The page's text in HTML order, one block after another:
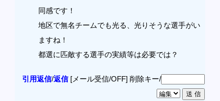
同感です！
地区で無名チームでも光る、光りそうな選手がい
ますね！
都選に匹敵する選手の実績等は必要では？
引用返信/返信[メール受信/OFF] 削除キー/